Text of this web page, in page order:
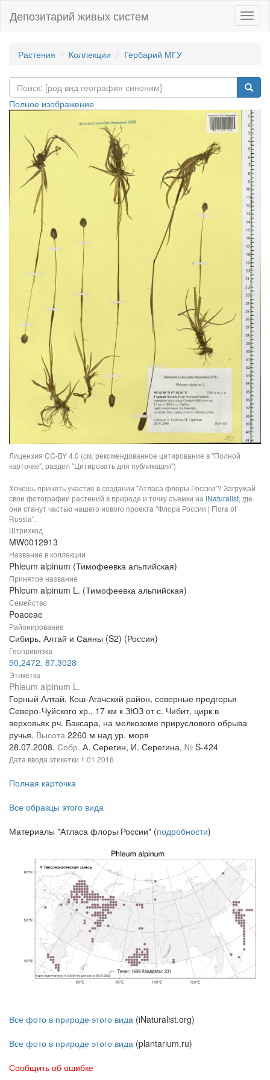
Депозитарий живых систем
Растения Коллекции Гербарий МГУ
Полное изображение
Лицензия CC-BY 4.0 (см. рекомендованное цитирование в "Полной
карточке", раздел "Цитировать для публикации")
Хочешь принять участие в создании "Атласа флоры России"? Загружай
свои фотографии растений в природе и точку съемки на iNaturalist, где
они станут частью нашего нового проекта "Флора России | Flora of
Russia".
Штрихкод
MW0012913
Название в коллекции
Phleum alpinum (Тимофеевка альпийская)
Принятое название
Phleum alpinum L. (Тимофеевка альпийская)
Семейство
Poaceae
Районирование
Сибирь, Алтай и Саяны (S2) (Россия)
Геопривязка
50,2472, 87,3028
Этикетка
Phleum alpinum L.
Горный Алтай, Кош-Агачский район, северные предгорья
Северо-Чуйского хр., 17 км к ЗЮЗ от с. Чибит, цирк в
верховьях рч. Баксара, на мелкоземе прируслового обрыва
ручья. Высота 2260 м над ур. моря
28.07.2008. Собр. А. Серегин, И. Серегина, № S-424
Дата ввода этикетки 1.01.2016
Полная карточка
Все образцы этого вида
Материалы "Атласа флоры России" (подробности)
Все фото в природе этого вида (iNaturalist.org)
Все фото в природе этого вида (plantarium.ru)
Сообщить об ошибке